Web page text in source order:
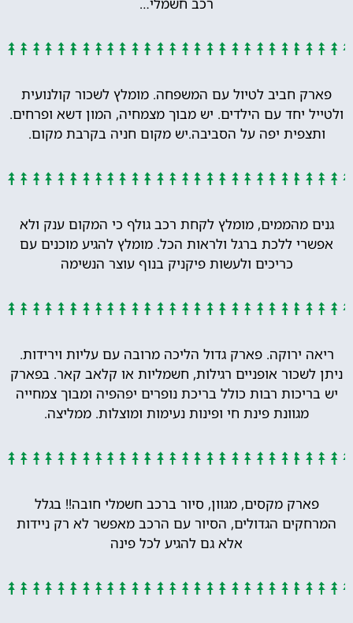
פארק חביב לטיול עם המשפחה. מומלץ לשכור קולנועית
ולטייל יחד עם הילדים. יש מבוך מצמחיה, המון דשא ופרחים.
ותצפית יפה על הסביבה.יש מקום חניה בקרבת מקום.
גנים מהממים, מומלץ לקחת רכב גולף כי המקום ענק ולא
אפשרי ללכת ברגל ולראות הכל. מומלץ להגיע מוכנים עם
כריכים ולעשות פיקניק בנוף עוצר הנשימה
ריאה ירוקה. פארק גדול הליכה מרובה עם עליות וירידות.
ניתן לשכור אופניים רגילות, חשמליות או קלאב קאר. בפארק
יש בריכות רבות כולל בריכת נופרים יפהפיה ומבוך צמחייה
מגוונת פינת חי ופינות נעימות ומוצלות. ממליצה.
פארק מקסים, מגוון, סיור ברכב חשמלי חובה!! בגלל
המרחקים הגדולים, הסיור עם הרכב מאפשר לא רק ניידות
אלא גם להגיע לכל פינה